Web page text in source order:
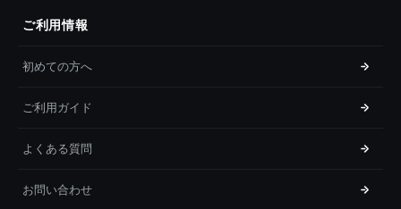
ご利用情報
初めての方へ
ご利用ガイド
よくある質問
お問い合わせ